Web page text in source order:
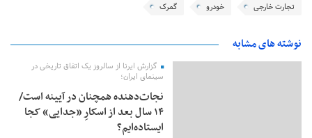
تجارت خارجی خودرو گمرک
نوشته های مشابه
گزارش ایرنا از سالروز یک اتفاق تاریخی در
سینمای ایران؛
نجات‌دهنده‌ همچنان در آیینه است/
۱۴ سال بعد از اسکارِ «جدایی» کجا
ایستاده‌ایم؟